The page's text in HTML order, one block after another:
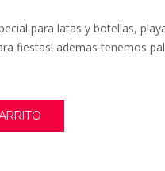
para latas y botellas,
fiestas! ademas tenemos